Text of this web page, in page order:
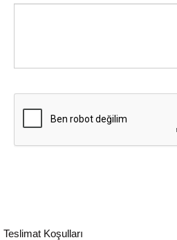
Teslimat Koşulları